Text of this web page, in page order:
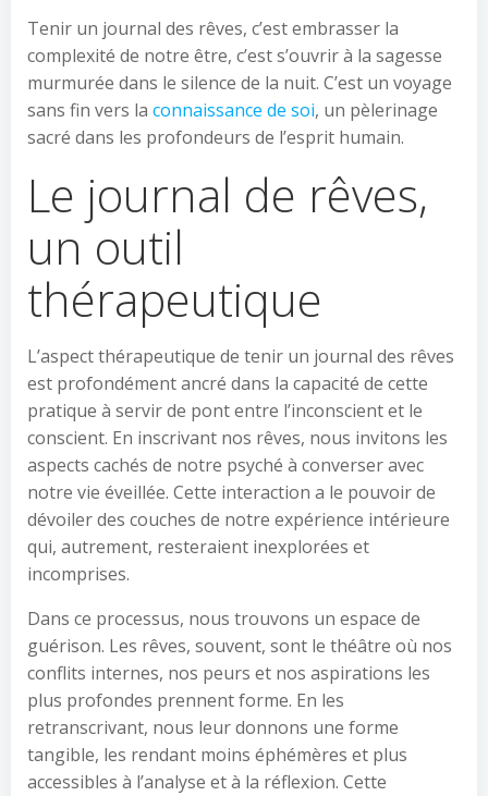
Tenir un journal des rêves, c’est embrasser la
complexité de notre être, c’est s’ouvrir à la sagesse
murmurée dans le silence de la nuit. C’est un voyage
sans fin vers la connaissance de soi, un pèlerinage
sacré dans les profondeurs de l’esprit humain.
Le journal de rêves,
un outil
thérapeutique
L’aspect thérapeutique de tenir un journal des rêves
est profondément ancré dans la capacité de cette
pratique à servir de pont entre l’inconscient et le
conscient. En inscrivant nos rêves, nous invitons les
aspects cachés de notre psyché à converser avec
notre vie éveillée. Cette interaction a le pouvoir de
dévoiler des couches de notre expérience intérieure
qui, autrement, resteraient inexplorées et
incomprises.
Dans ce processus, nous trouvons un espace de
guérison. Les rêves, souvent, sont le théâtre où nos
conflits internes, nos peurs et nos aspirations les
plus profondes prennent forme. En les
retranscrivant, nous leur donnons une forme
tangible, les rendant moins éphémères et plus
accessibles à l’analyse et à la réflexion. Cette